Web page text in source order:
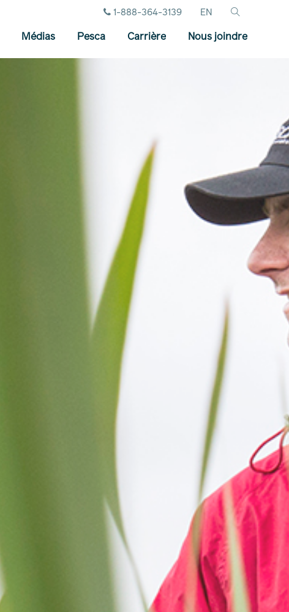
EN
1-888-364-3139
Médias Pesca Carrière Nous joindre